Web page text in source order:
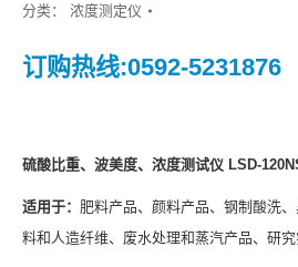
分类： 浓度测定仪
订购热线:0592-5231876
硫酸比重、波美度、浓度测试仪 LSD-120
适用于： 肥料产品、颜料产品、钢制酸洗
料和人造纤维、废水处理和蒸汽产品、研究